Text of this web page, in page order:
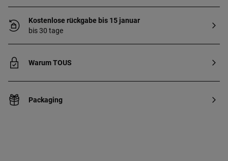
Kostenlose rückgabe bis 15 januar
bis 30 tage
Warum TOUS
Packaging